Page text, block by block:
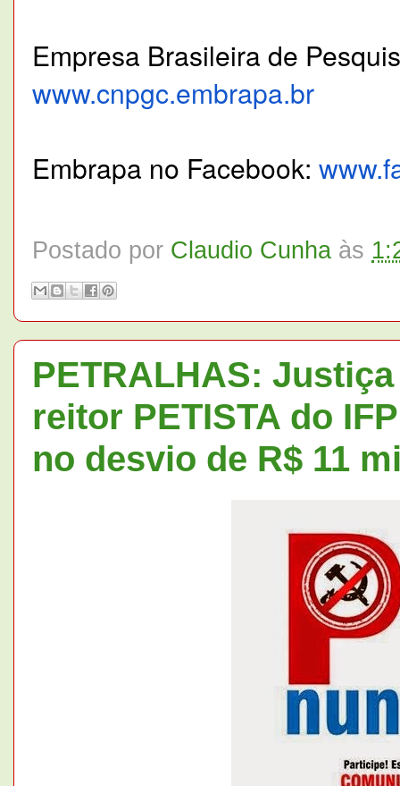
Empresa Brasileira de
www.cnpgc.embrapa.br
Embrapa no Facebook:
Postado por Claudio Cunha às
PETRALHAS:
reitor PETISTA do
no desvio de R$ 11